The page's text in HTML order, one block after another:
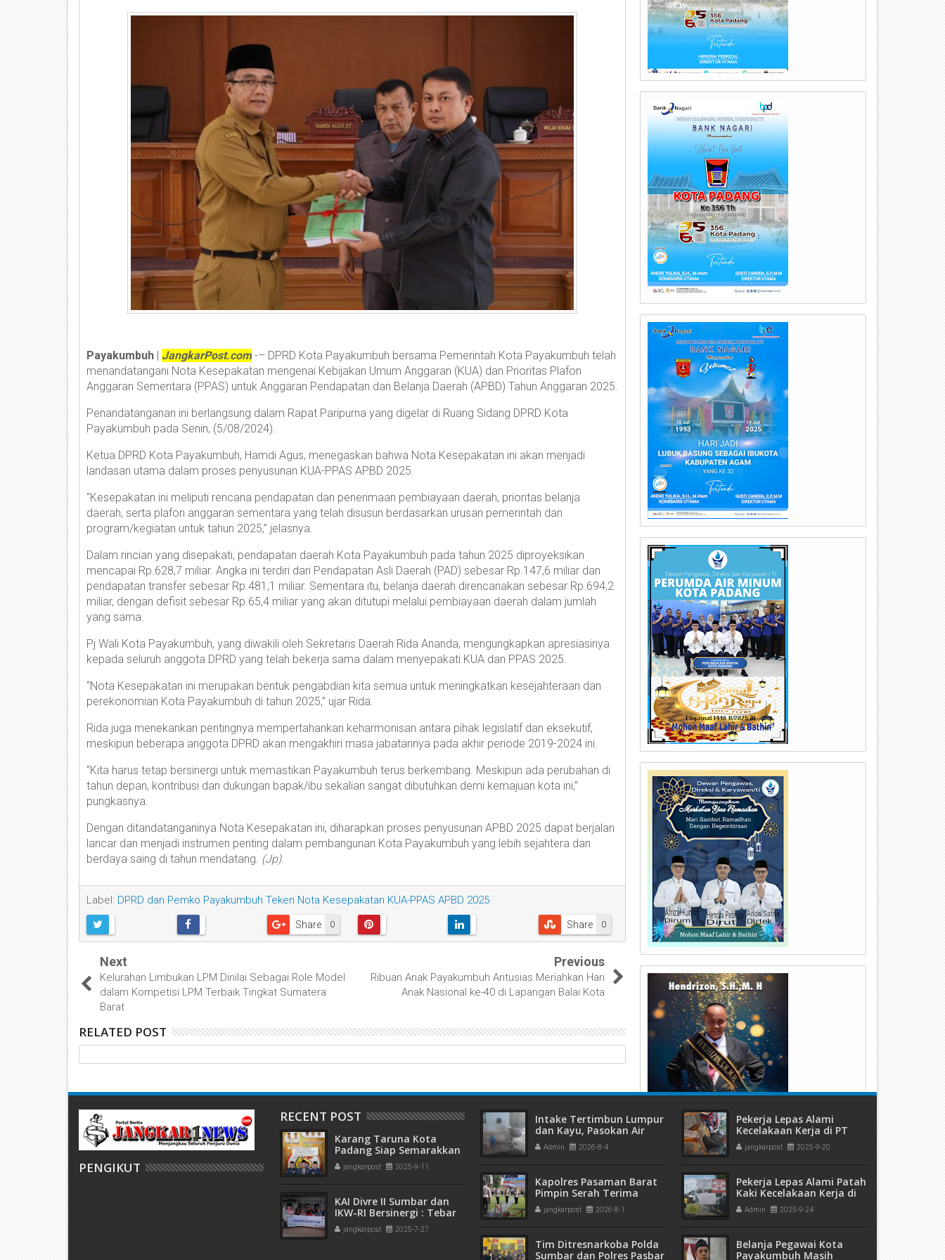
Payakumbuh JangkarPost.com -– DPRD Kota Payakumbuh bersama Pemerintah Kota Payakumbuh telah
menandatangani Nota Kesepakatan mengenai Kebijakan Umum Anggaran (KUA) dan Prioritas Plafon
Anggaran Sementara (PPAS) untuk Anggaran Pendapatan dan Belanja Daerah (APBD) Tahun Anggaran 2025.
Penandatanganan ini berlangsung dalam Rapat Paripurna yang digelar di Ruang Sidang DPRD Kota
Payakumbuh pada Senin, (5/08/2024).
Ketua DPRD Kota Payakumbuh, Hamdi Agus, menegaskan bahwa Nota Kesepakatan ini akan menjadi
landasan utama dalam proses penyusunan KUA-PPAS APBD 2025.
“Kesepakatan ini meliputi rencana pendapatan dan penerimaan pembiayaan daerah, prioritas belanja
daerah, serta plafon anggaran sementara yang telah disusun berdasarkan urusan pemerintah dan
program/kegiatan untuk tahun 2025,” jelasnya.
Dalam rincian yang disepakati, pendapatan daerah Kota Payakumbuh pada tahun 2025 diproyeksikan
mencapai Rp.628,7 miliar. Angka ini terdiri dari Pendapatan Asli Daerah (PAD) sebesar Rp.147,6 miliar dan
pendapatan transfer sebesar Rp.481,1 miliar. Sementara itu, belanja daerah direncanakan sebesar Rp.694,2
miliar, dengan defisit sebesar Rp.65,4 miliar yang akan ditutupi melalui pembiayaan daerah dalam jumlah
yang sama.
Pj Wali Kota Payakumbuh, yang diwakili oleh Sekretaris Daerah Rida Ananda, mengungkapkan apresiasinya
kepada seluruh anggota DPRD yang telah bekerja sama dalam menyepakati KUA dan PPAS 2025.
“Nota Kesepakatan ini merupakan bentuk pengabdian kita semua untuk meningkatkan kesejahteraan dan
perekonomian Kota Payakumbuh di tahun 2025,” ujar Rida.
Rida juga menekankan pentingnya mempertahankan keharmonisan antara pihak legislatif dan eksekutif,
meskipun beberapa anggota DPRD akan mengakhiri masa jabatannya pada akhir periode 2019-2024 ini.
“Kita harus tetap bersinergi untuk memastikan Payakumbuh terus berkembang. Meskipun ada perubahan di
tahun depan, kontribusi dan dukungan bapak/ibu sekalian sangat dibutuhkan demi kemajuan kota ini,”
pungkasnya.
Dengan ditandatanganinya Nota Kesepakatan ini, diharapkan proses penyusunan APBD 2025 dapat berjalan
lancar dan menjadi instrumen penting dalam pembangunan Kota Payakumbuh yang lebih sejahtera dan
berdaya saing di tahun mendatang. (Jp)
Label: DPRD dan Pemko Payakumbuh Teken Nota Kesepakatan KUA-PPAS APBD 2025
0
Share 0
Share
Next
Kelurahan Limbukan LPM Dinilai Sebagai Role Model
dalam Kompetisi LPM Terbaik Tingkat Sumatera
Barat
Previous
Ribuan Anak Payakumbuh Antusias Meriahkan Hari
Anak Nasional ke-40 di Lapangan Balai Kota
RELATED POST
PENGIKUT
RECENT POST
Karang Taruna Kota
Padang Siap Semarakkan
HUT ke-65 : Dari
Lapangan Hijau hingga
jangkarpost 2025-9-11
KAI Divre II Sumbar dan
IKW-RI Bersinergi : Tebar
Kepedulian Sosial Untuk
Panti Asuhan
jangkarpost 2025-7-27
Intake Tertimbun Lumpur
dan Kayu, Pasokan Air
Bersih di Kota Padang
Terganggu
Admin 2026-8-4
Kapolres Pasaman Barat
Pimpin Serah Terima
Jabatan PJU Polres dan
Kapolsek Sungai Beremas
jangkarpost 2026-8-1
Tim Ditresnarkoba Polda
Sumbar dan Polres Pasbar
Pekerja Lepas Alami
Kecelakaan Kerja di PT
Arupadhatu Adisesanti,
Perusahaan tanggung
jangkarpost 2025-9-20
Pekerja Lepas Alami Patah
Kaki Kecelakaan Kerja di
Proyek Jembatan Bungus
Admin 2025-9-24
Belanja Pegawai Kota
Payakumbuh Masih